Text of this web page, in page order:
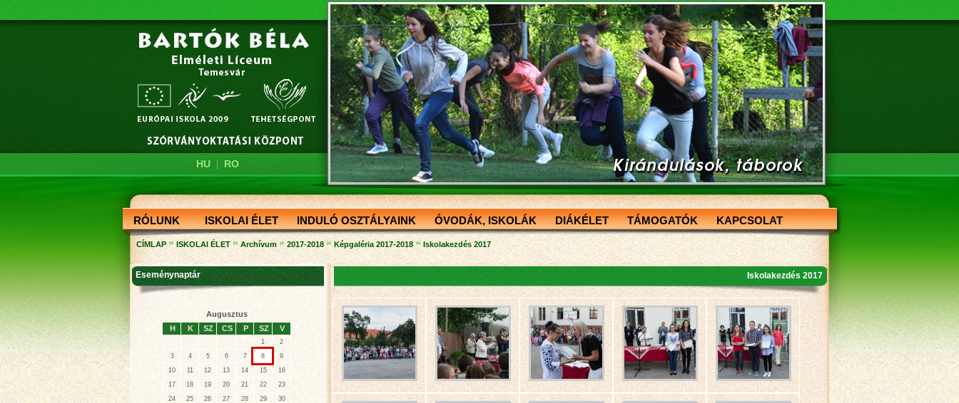
HU| RO
RÓLUNK ISKOLAI ÉLET INDULÓ OSZTÁLYAINK ÓVODÁK, ISKOLÁK DIÁKÉLET TÁMOGATÓK KAPCSOLAT
CÍMLAP » ISKOLAI ÉLET » Archívum » 2017-2018 » Képgaléria 2017-2018 » Iskolakezdés 2017
Iskolakezdés 2017
Eseménynaptár
Augusztus
H
K SZ CS P SZ V
1
2
3
4 5 6 7 8
9
10
11 12 13 14 15
16
17
18 19 20 21 22
23
24
25 26 27 28 29
30